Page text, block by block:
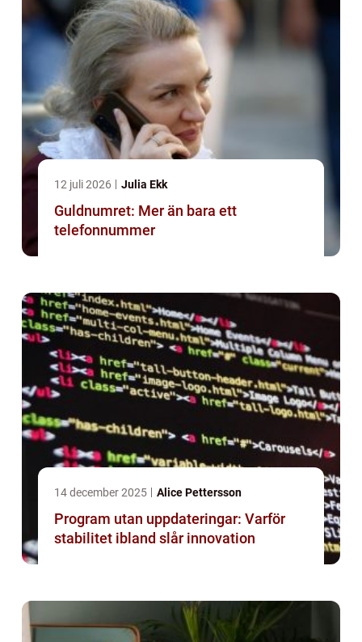
12 juli 2026 Julia Ekk
Guldnumret: Mer än bara ett
telefonnummer
14 december 2025 Alice Pettersson
Program utan uppdateringar: Varför
stabilitet ibland slår innovation